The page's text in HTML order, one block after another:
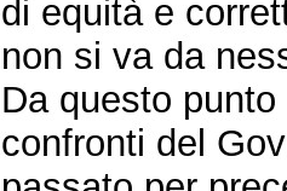
di equità e
non si va da
Da questo
confronti del